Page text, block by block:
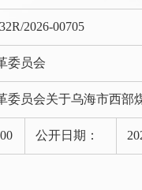
2026-00705
委员会
委员会关于乌海市西部
公开日期：